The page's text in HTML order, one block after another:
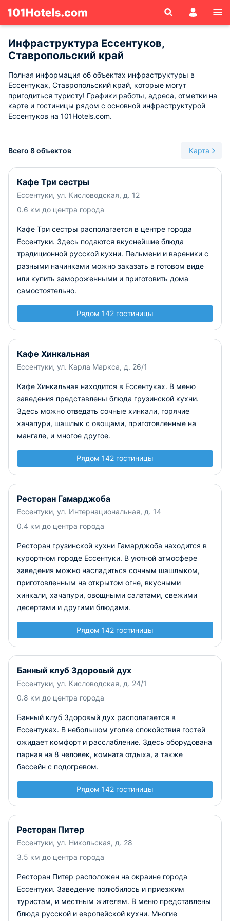
Инфраструктура Ессентуков,
Ставропольский край
Полная информация об объектах инфраструктуры в
Ессентуках, Ставропольский край, которые могут
пригодиться туристу! Графики работы, адреса, отметки на
карте и гостиницы рядом с основной инфраструктурой
Ессентуков на 101Hotels.com.
Всего 8 объектов Карта
Кафе Три сестры
Ессентуки, ул. Кисловодская, д. 12
0.6 км до центра города
Кафе Три сестры располагается в центре города
Ессентуки. Здесь подаются вкуснейшие блюда
традиционной русской кухни. Пельмени и вареники с
разными начинками можно заказать в готовом виде
или купить замороженными и приготовить дома
самостоятельно.
Рядом 142 гостиницы
Кафе Хинкальная
Ессентуки, ул. Карла Маркса, д. 26/1
Кафе Хинкальная находится в Ессентуках. В меню
заведения представлены блюда грузинской кухни.
Здесь можно отведать сочные хинкали, горячие
хачапури, шашлык с овощами, приготовленные на
мангале, и многое другое.
Рядом 142 гостиницы
Ресторан Гамарджоба
Ессентуки, ул. Интернациональная, д. 14
0.4 км до центра города
Ресторан грузинской кухни Гамарджоба находится в
курортном городе Ессентуки. В уютной атмосфере
заведения можно насладиться сочным шашлыком,
приготовленным на открытом огне, вкусными
хинкали, хачапури, овощными салатами, свежими
десертами и другими блюдами.
Рядом 142 гостиницы
Банный клуб Здоровый дух
Ессентуки, ул. Кисловодская, д. 24/1
0.8 км до центра города
Банный клуб Здоровый дух располагается в
Ессентуках. В небольшом уголке спокойствия гостей
ожидает комфорт и расслабление. Здесь оборудована
парная на 8 человек, комната отдыха, а также
бассейн с подогревом.
Рядом 142 гостиницы
Ресторан Питер
Ессентуки, ул. Никольская, д. 28
3.5 км до центра города
Ресторан Питер расположен на окраине города
Ессентуки. Заведение полюбилось и приезжим
туристам, и местным жителям. В меню представлены
блюда русской и европейской кухни. Многие